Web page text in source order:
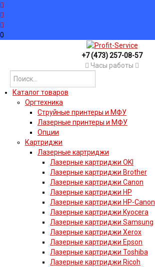
0
+7 (473) 257-08-57
Часы работы
Каталог товаров
Оргтехника
Струйные принтеры и МФУ
Лазерные принтеры и МФУ
Опции
Картриджи
Лазерные картриджи
Лазерные картриджи OKI
Лазерные картриджи Brother
Лазерные картриджи Canon
Лазерные картриджи HP
Лазерные картриджи HP-Canon
Лазерные картриджи Kyocera
Лазерные картриджи Samsung
Лазерные картриджи Xerox
Лазерные картриджи Epson
Лазерные картриджи Toshiba
Лазерные картриджи Ricoh